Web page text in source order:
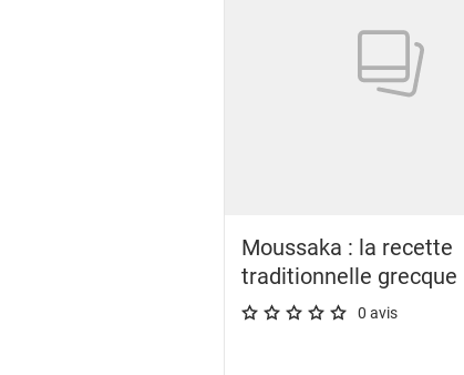
Moussaka : la recette
traditionnelle grecque
A star rating of 0 out of 5.
0 avis